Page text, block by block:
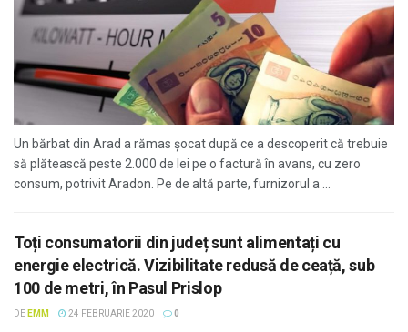
Un bărbat din Arad a rămas șocat după ce a descoperit că trebuie
să plătească peste 2.000 de lei pe o factură în avans, cu zero
consum, potrivit Aradon. Pe de altă parte, furnizorul a ...
Toți consumatorii din județ sunt alimentați cu
energie electrică. Vizibilitate redusă de ceață, sub
100 de metri, în Pasul Prislop
DE EMM 24 FEBRUARIE 2020 0